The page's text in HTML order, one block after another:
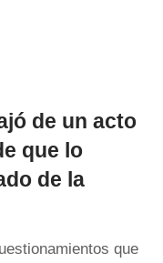
de un acto
que lo
de la
que